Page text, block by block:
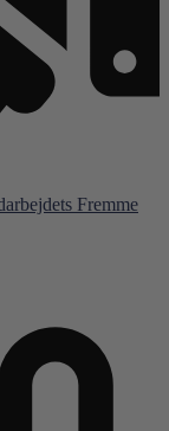
Fremme